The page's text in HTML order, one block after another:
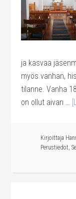
ja kasvaa
myös vanhan,
tilanne. Vanha
on ollut aivan …
Kirjoittaja
Perustiedot,